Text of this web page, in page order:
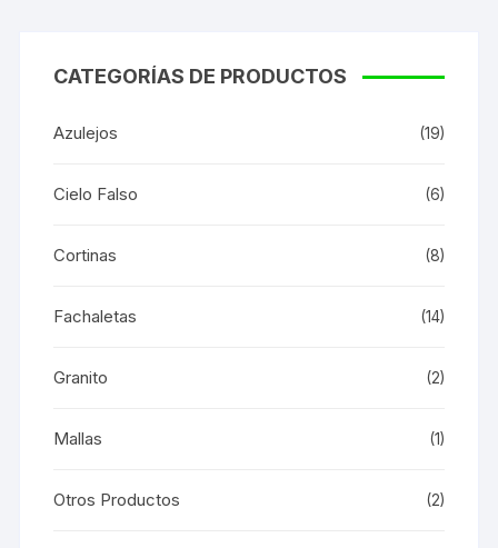
CATEGORÍAS DE PRODUCTOS
Azulejos (19)
Cielo Falso (6)
Cortinas (8)
Fachaletas (14)
Granito (2)
Mallas (1)
Otros Productos (2)